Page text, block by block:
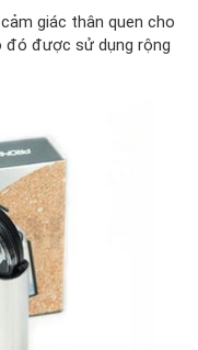
giác thân quen cho
đó được sử dụng rộng